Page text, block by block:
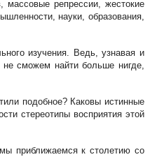
репрессии, жестокие
науки, образования,
изучения. Ведь, узнавая и
сможем найти больше нигде,
подобное? Каковы истинные
стереотипы восприятия этой
приближаемся к столетию со